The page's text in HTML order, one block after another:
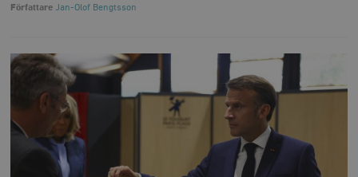
Författare Jan-Olof Bengtsson